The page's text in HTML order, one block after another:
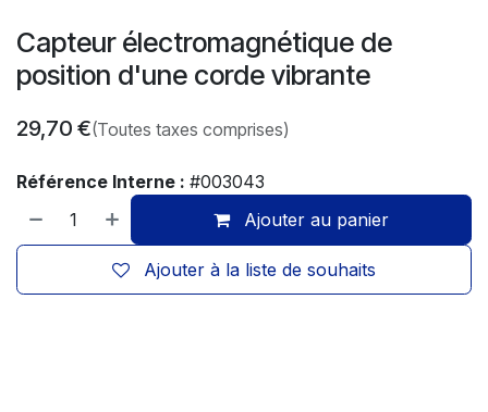
Capteur électromagnétique de
position d'une corde vibrante
29,70 €(Toutes taxes comprises)
Référence Interne : #003043
Ajouter au panier
Ajouter à la liste de souhaits